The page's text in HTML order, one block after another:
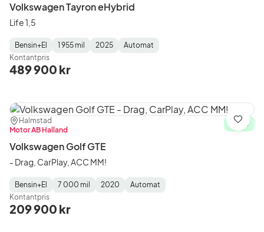
Volkswagen Tayron eHybrid
Life 1,5
Fuel
Type:
Bensin+El
Mätarställning:
1 955 mil
Model
Year:
2025
Gearbox
Type:
Automat
Kontantpris
489 900 kr
Plats:
Halmstad
Återförsäljare:
Motor AB Halland
I lager
Volkswagen Golf GTE
- Drag, CarPlay, ACC MM!
Fuel
Type:
Bensin+El
Mätarställning:
7 000 mil
Model
Year:
2020
Gearbox
Type:
Automat
Kontantpris
209 900 kr
Spara